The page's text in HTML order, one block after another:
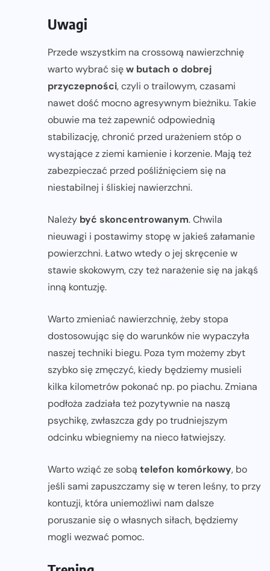
Uwagi
Przede wszystkim na crossową nawierzchnię
warto wybrać sięw butach o dobrej
przyczepności, czyli o trailowym, czasami
nawet dość mocno agresywnym bieżniku. Takie
obuwie ma też zapewnić odpowiednią
stabilizację, chronić przed urażeniem stóp o
wystające z ziemi kamienie i korzenie. Mają też
zabezpieczać przed pośliźnięciem się na
niestabilnej i śliskiej nawierzchni.
Należy być skoncentrowanym. Chwila
nieuwagi i postawimy stopę w jakieś załamanie
powierzchni. Łatwo wtedy o jej skręcenie w
stawie skokowym, czy też narażenie się na jakąś
inną kontuzję.
Warto zmieniać nawierzchnię, żeby stopa
dostosowując się do warunków nie wypaczyła
naszej techniki biegu. Poza tym możemy zbyt
szybko się zmęczyć, kiedy będziemy musieli
kilka kilometrów pokonać np. po piachu. Zmiana
podłoża zadziała też pozytywnie na naszą
psychikę, zwłaszcza gdy po trudniejszym
odcinku wbiegniemy na nieco łatwiejszy.
Warto wziąć ze sobą telefon komórkowy, bo
jeśli sami zapuszczamy się w teren leśny, to przy
kontuzji, która uniemożliwi nam dalsze
poruszanie się o własnych siłach, będziemy
mogli wezwać pomoc.